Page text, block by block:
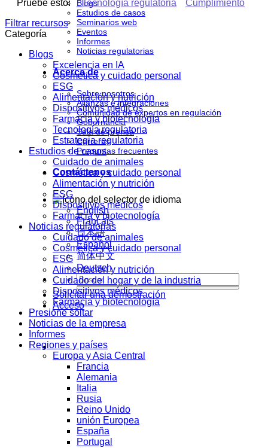
Blogs
Estudios de casos
Seminarios web
Eventos
Informes
Noticias regulatorias
Acerca de
Sobre nosotros
Alianzas e integraciones
Comunidad de expertos en regulación
Gobernancia
Sala de prensa
Carreras
Preguntas frecuentes
Contáctenos
English
Français
日本語
Español
简体中文
Deutsch
Solicitar una demostración
Acceso
Pruebe esto: Tecnología regulatoria
Cumplimiento
Filtrar recursos
Categoría
Blogs
Excelencia en IA
Cosmética y cuidado personal
ESG
Alimentación y nutrición
Dispositivos médicos
Farmacia y biotecnología
Tecnología regulatoria
Estrategia regulatoria
Estudios de casos
Cuidado de animales
Cosmética y cuidado personal
Alimentación y nutrición
ESG
Dispositivos médicos
Farmacia y biotecnología
Noticias regulatorias
Cuidado de animales
Cosmética y cuidado personal
ESG
Alimentación y nutrición
Cuidado del hogar y de la industria
Dispositivos médicos
Farmacia y biotecnología
Presione soltar
Noticias de la empresa
Informes
Regiones y países
Europa y Asia Central
Francia
Alemania
Italia
Rusia
Reino Unido
unión Europea
España
Portugal